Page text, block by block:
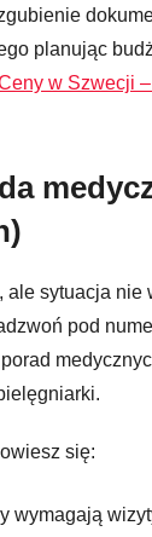
planując
w Szwecji
ale sytuacja nie
pod
się:
wymagają